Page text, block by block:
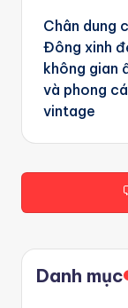
Chân dung
Đông xinh
không gian
và phong
vintage
Danh mục